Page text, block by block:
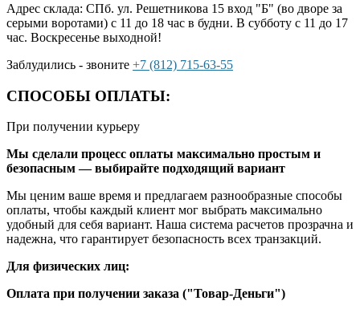
Адрес склада: СПб. ул. Решетникова 15 вход "Б" (во дворе за
серыми воротами) с 11 до 18 час в будни. В субботу с 11 до 17
час. Воскресенье выходной!
Заблудились - звоните +7 (812) 715-63-55
СПОСОБЫ ОПЛАТЫ:
При получении курьеру
Мы сделали процесс оплаты максимально простым и
безопасным — выбирайте подходящий вариант
Мы ценим ваше время и предлагаем разнообразные способы
оплаты, чтобы каждый клиент мог выбрать максимально
удобный для себя вариант. Наша система расчетов прозрачна и
надежна, что гарантирует безопасность всех транзакций.
Для физических лиц:
Оплата при получении заказа ("Товар-Деньги")